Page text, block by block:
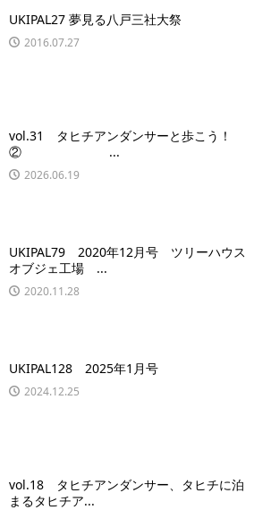
UKIPAL27 夢見る八戸三社大祭
2016.07.27
vol.31 タヒチアンダンサーと歩こう！
② ...
2026.06.19
UKIPAL79 2020年12月号 ツリーハウス
オブジェ工場 ...
2020.11.28
UKIPAL128 2025年1月号
2024.12.25
vol.18 タヒチアンダンサー、タヒチに泊
まるタヒチア...